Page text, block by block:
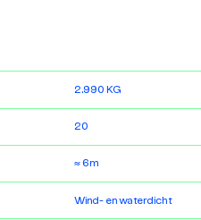
2.990 KG
20
≈ 6m
Wind- en waterdicht